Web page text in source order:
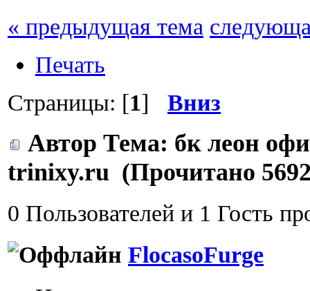
« предыдущая тема
Печать
Страницы: [1] Вниз
Автор Тема: бк леон
trinixy.ru (Прочитано
0 Пользователей и 1 Гость
FlocasoFurge